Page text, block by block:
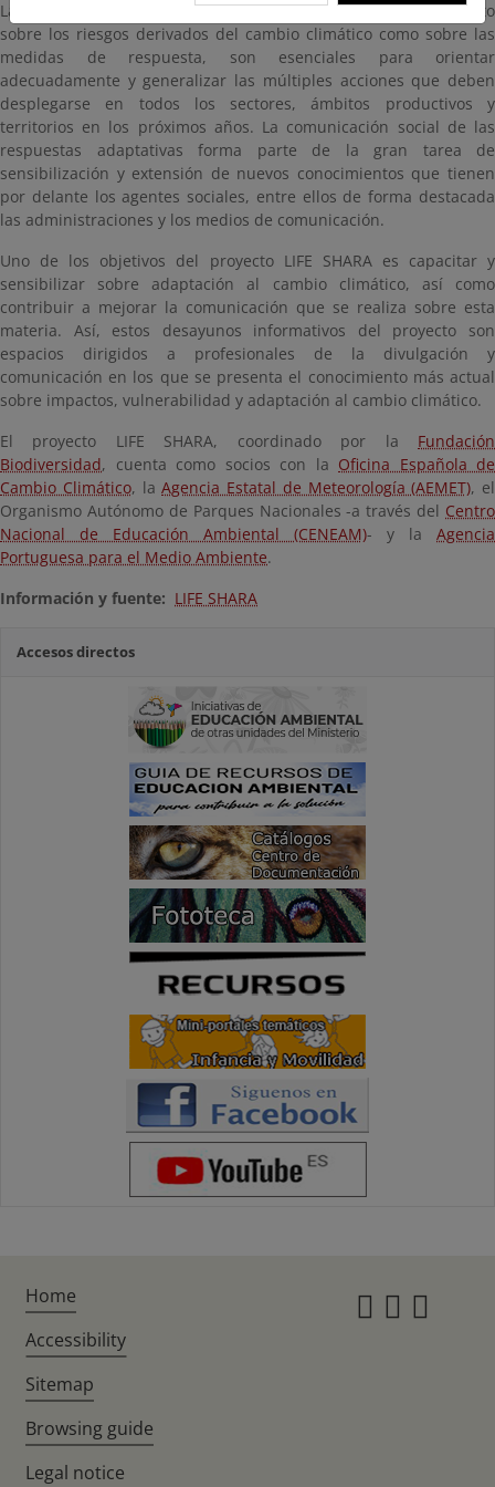
La generación, actualización y difusión del conocimiento, tanto
sobre los riesgos derivados del cambio climático como sobre las
medidas de respuesta, son esenciales para orientar
adecuadamente y generalizar las múltiples acciones que deben
desplegarse en todos los sectores, ámbitos productivos y
territorios en los próximos años. La comunicación social de las
respuestas adaptativas forma parte de la gran tarea de
sensibilización y extensión de nuevos conocimientos que tienen
por delante los agentes sociales, entre ellos de forma destacada
las administraciones y los medios de comunicación.
Uno de los objetivos del proyecto LIFE SHARA es capacitar y
sensibilizar sobre adaptación al cambio climático, así como
contribuir a mejorar la comunicación que se realiza sobre esta
materia. Así, estos desayunos informativos del proyecto son
espacios dirigidos a profesionales de la divulgación y
comunicación en los que se presenta el conocimiento más actual
sobre impactos, vulnerabilidad y adaptación al cambio climático.
El proyecto LIFE SHARA, coordinado por la Fundación
Biodiversidad, cuenta como socios con la Oficina Española de
Cambio Climático, laAgencia Estatal de Meteorología (AEMET), el
Organismo Autónomo de Parques Nacionales -a través del Centro
Nacional de Educación Ambiental (CENEAM)- y la Agencia
Portuguesa para el Medio Ambiente.
Información y fuente: LIFE SHARA
Accesos directos
Home
Accessibility
Sitemap
Browsing guide
Legal notice